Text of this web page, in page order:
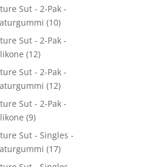
Sut - 2-Pak -
(10)
Sut - 2-Pak -
(12)
Sut - 2-Pak -
(12)
Sut - 2-Pak -
(9)
Sut - Singles -
(17)